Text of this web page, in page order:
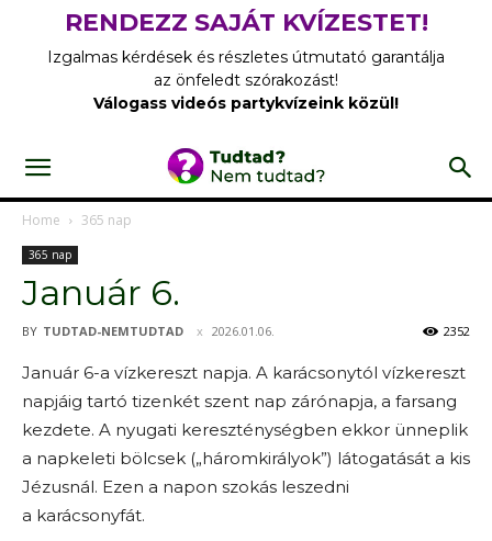
RENDEZZ SAJÁT KVÍZESTET!
Izgalmas kérdések és részletes útmutató garantálja
az önfeledt szórakozást!
Válogass videós partykvízeink közül!
Home 365 nap
365 nap
Január 6.
BY TUDTAD-NEMTUDTAD 2026.01.06. 2352
Január 6-a vízkereszt napja. A karácsonytól vízkereszt
napjáig tartó tizenkét szent nap zárónapja, a farsang
kezdete. A nyugati kereszténységben ekkor ünneplik
a napkeleti bölcsek („háromkirályok”) látogatását a kis
Jézusnál. Ezen a napon szokás leszedni
a karácsonyfát.